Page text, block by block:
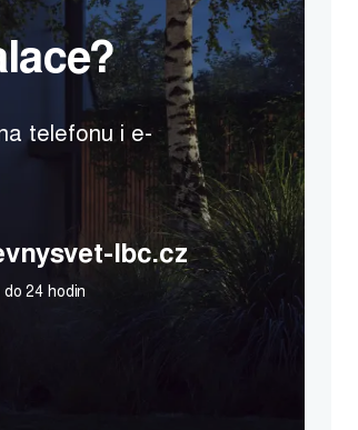
telefonu i e-
lbc.cz
24 hodin